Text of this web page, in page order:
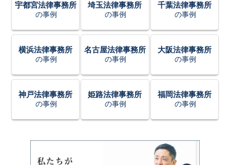
宇都宮法律事務所
の事例
埼玉法律事務所
の事例
千葉法律事務所
の事例
横浜法律事務所
の事例
名古屋法律事務所
の事例
大阪法律事務所
の事例
神戸法律事務所
の事例
姫路法律事務所
の事例
福岡法律事務所
の事例